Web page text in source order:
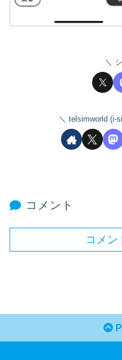
telsimworld (i-
コメント
コメン